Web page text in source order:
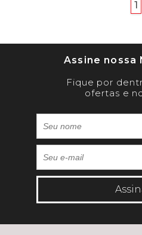
1
Assine
Fique por
ofertas e